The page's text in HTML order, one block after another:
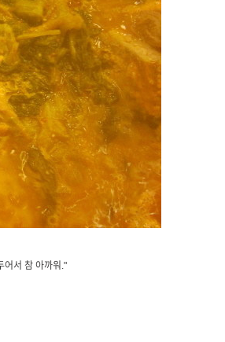
어서 참 아까워."